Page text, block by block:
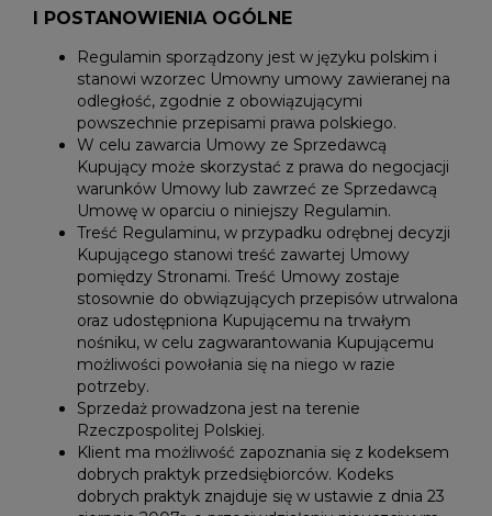
I POSTANOWIENIA OGÓLNE
Regulamin sporządzony jest w języku polskim i
stanowi wzorzec Umowny umowy zawieranej na
odległość, zgodnie z obowiązującymi
powszechnie przepisami prawa polskiego.
W celu zawarcia Umowy ze Sprzedawcą
Kupujący może skorzystać z prawa do negocjacji
warunków Umowy lub zawrzeć ze Sprzedawcą
Umowę w oparciu o niniejszy Regulamin.
Treść Regulaminu, w przypadku odrębnej decyzji
Kupującego stanowi treść zawartej Umowy
pomiędzy Stronami. Treść Umowy zostaje
stosownie do obwiązujących przepisów utrwalona
oraz udostępniona Kupującemu na trwałym
nośniku, w celu zagwarantowania Kupującemu
możliwości powołania się na niego w razie
potrzeby.
Sprzedaż prowadzona jest na terenie
Rzeczpospolitej Polskiej.
Klient ma możliwość zapoznania się z kodeksem
dobrych praktyk przedsiębiorców. Kodeks
dobrych praktyk znajduje się w ustawie z dnia 23